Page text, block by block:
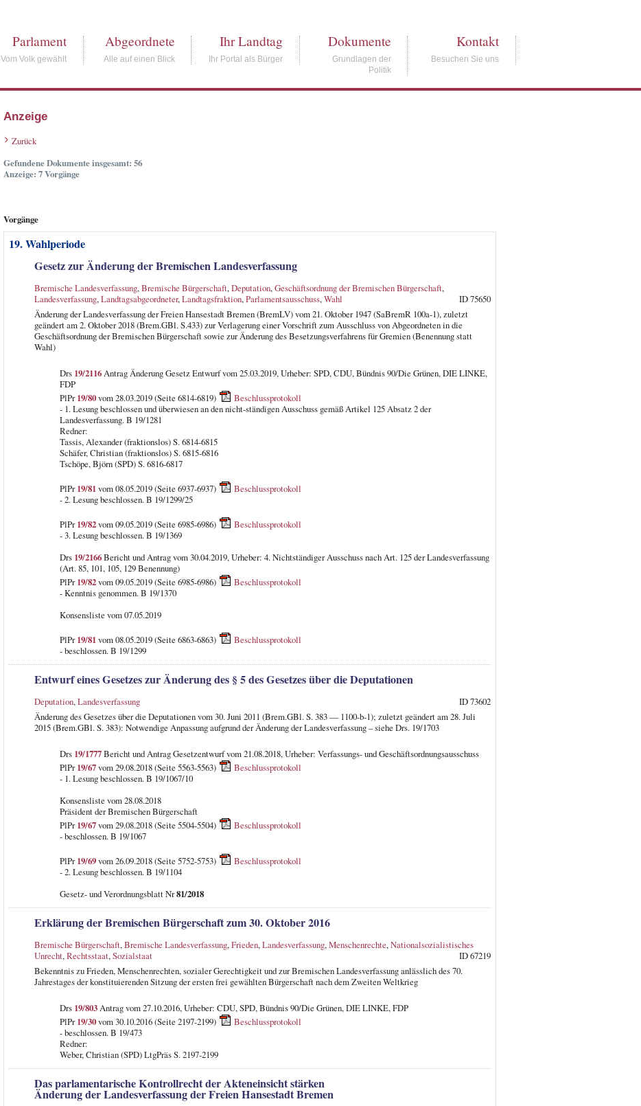
Parlament
Vom Volk gewählt
Abgeordnete
Alle auf einen Blick
Ihr Landtag
Ihr Portal als Bürger
Dokumente
Grundlagen der
Politik
Kontakt
Besuchen Sie uns
Anzeige
Zurück
Gefundene Dokumente insgesamt: 56
Anzeige: 7 Vorgänge
Vorgänge
19. Wahlperiode
Gesetz zur Änderung der Bremischen Landesverfassung
Bremische Landesverfassung,Bremische Bürgerschaft,Deputation,Geschäftsordnung der Bremischen Bürgerschaft,
Landesverfassung,Landtagsabgeordneter,Landtagsfraktion,Parlamentsausschuss,Wahl
ID 75650
Änderung der Landesverfassung der Freien Hansestadt Bremen (BremLV) vom 21. Oktober 1947 (SaBremR 100a-1), zuletzt
geändert am 2. Oktober 2018 (Brem.GBl. S.433) zur Verlagerung einer Vorschrift zum Ausschluss von Abgeordneten in die
Geschäftsordnung der Bremischen Bürgerschaft sowie zur Änderung des Besetzungsverfahrens für Gremien (Benennung statt
Wahl)
Drs 19/2116Antrag Änderung Gesetz Entwurf vom 25.03.2019, Urheber: SPD, CDU, Bündnis 90/Die Grünen, DIE LINKE,
FDP
PlPr19/80vom 28.03.2019 (Seite 6814-6819)
Beschlussprotokoll
- 1. Lesung beschlossen und überwiesen an den nicht-ständigen Ausschuss gemäß Artikel 125 Absatz 2 der
Landesverfassung. B 19/1281
Redner:
Tassis, Alexander (fraktionslos) S. 6814-6815
Schäfer, Christian (fraktionslos) S. 6815-6816
Tschöpe, Björn (SPD) S. 6816-6817
PlPr19/81vom 08.05.2019 (Seite 6937-6937)
Beschlussprotokoll
- 2. Lesung beschlossen. B 19/1299/25
PlPr19/82vom 09.05.2019 (Seite 6985-6986)
Beschlussprotokoll
- 3. Lesung beschlossen. B 19/1369
Drs 19/2166Bericht und Antrag vom 30.04.2019, Urheber: 4. Nichtständiger Ausschuss nach Art. 125 der Landesverfassung
(Art. 85, 101, 105, 129 Benennung)
PlPr19/82vom 09.05.2019 (Seite 6985-6986)
Beschlussprotokoll
- Kenntnis genommen. B 19/1370
Konsensliste vom 07.05.2019
PlPr19/81vom 08.05.2019 (Seite 6863-6863)
Beschlussprotokoll
- beschlossen. B 19/1299
Entwurf eines Gesetzes zur Änderung des § 5 des Gesetzes über die Deputationen
Deputation,Landesverfassung
ID 73602
Änderung des Gesetzes über die Deputationen vom 30. Juni 2011 (Brem.GBl. S. 383 — 1100-b-1); zuletzt geändert am 28. Juli
2015 (Brem.GBl. S. 383): Notwendige Anpassung aufgrund der Änderung der Landesverfassung – siehe Drs. 19/1703
Drs 19/1777Bericht und Antrag Gesetzentwurf vom 21.08.2018, Urheber: Verfassungs- und Geschäftsordnungsausschuss
PlPr19/67vom 29.08.2018 (Seite 5563-5563)
Beschlussprotokoll
- 1. Lesung beschlossen. B 19/1067/10
Konsensliste vom 28.08.2018
Präsident der Bremischen Bürgerschaft
PlPr19/67vom 29.08.2018 (Seite 5504-5504)
Beschlussprotokoll
- beschlossen. B 19/1067
PlPr19/69vom 26.09.2018 (Seite 5752-5753)
Beschlussprotokoll
- 2. Lesung beschlossen. B 19/1104
Gesetz- und Verordnungsblatt Nr81/2018
Erklärung der Bremischen Bürgerschaft zum 30. Oktober 2016
Bremische Bürgerschaft,Bremische Landesverfassung,Frieden,Landesverfassung,Menschenrechte,Nationalsozialistisches
Unrecht,Rechtsstaat,Sozialstaat
ID 67219
Bekenntnis zu Frieden, Menschenrechten, sozialer Gerechtigkeit und zur Bremischen Landesverfassung anlässlich des 70.
Jahrestages der konstituierenden Sitzung der ersten frei gewählten Bürgerschaft nach dem Zweiten Weltkrieg
Drs 19/803Antrag vom 27.10.2016, Urheber: CDU, SPD, Bündnis 90/Die Grünen, DIE LINKE, FDP
PlPr19/30vom 30.10.2016 (Seite 2197-2199)
Beschlussprotokoll
- beschlossen. B 19/473
Redner:
Weber, Christian (SPD) LtgPräs S. 2197-2199
Das parlamentarische Kontrollrecht der Akteneinsicht stärken
Änderung der Landesverfassung der Freien Hansestadt Bremen